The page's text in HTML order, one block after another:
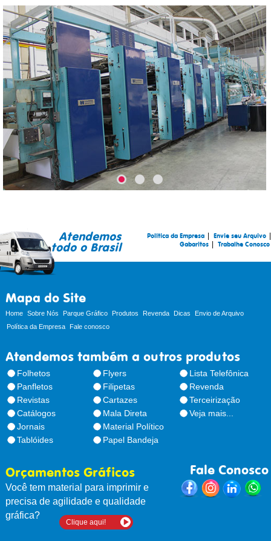
Atendemos
todo o Brasil
Política da Empresa Envie seu Arquivo
Gabaritos Trabalhe Conosco
Mapa do Site
Home Sobre Nós Parque Gráfico Produtos Revenda Dicas
Envio de Arquivo
Política da Empresa
Fale conosco
Atendemos também a outros produtos
Folhetos
Panfletos
Revistas
Catálogos
Jornais
Tablóides
Flyers
Filipetas
Cartazes
Mala Direta
Material Político
Papel Bandeja
Lista Telefônica
Revenda
Terceirização
Veja mais...
Orçamentos Gráficos
Você tem material para imprimir e
precisa de agilidade e qualidade
gráfica?
Clique aqui!
Fale Conosco